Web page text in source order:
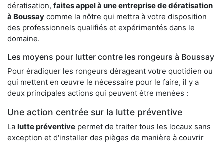
dératisation, faites appel à une entreprise de dératisation
à Boussay comme la nôtre qui mettra à votre disposition
des professionnels qualifiés et expérimentés dans le
domaine.
Les moyens pour lutter contre les rongeurs à Boussay
Pour éradiquer les rongeurs dérageant votre quotidien ou
qui mettent en œuvre le nécessaire pour le faire, il y a
deux principales actions qui peuvent être menées :
Une action centrée sur la lutte préventive
La lutte préventive permet de traiter tous les locaux sans
exception et d'installer des pièges de manière à couvrir